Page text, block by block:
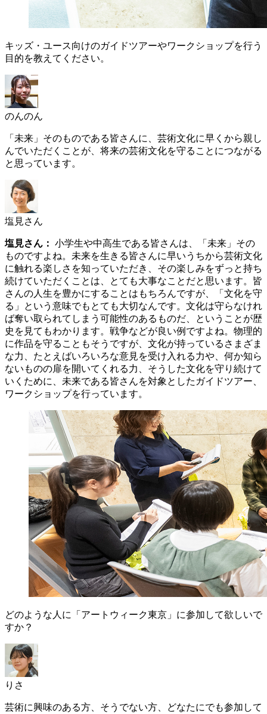
キッズ・ユース向けのガイドツアーやワークショップを行う
目的を教えてください。
のんのん
「未来」そのものである皆さんに、芸術文化に早くから親し
んでいただくことが、将来の芸術文化を守ることにつながる
と思っています。
塩見さん
塩見さん： 小学生や中高生である皆さんは、「未来」その
ものですよね。未来を生きる皆さんに早いうちから芸術文化
に触れる楽しさを知っていただき、その楽しみをずっと持ち
続けていただくことは、とても大事なことだと思います。皆
さんの人生を豊かにすることはもちろんですが、「文化を守
る」という意味でもとても大切なんです。文化は守らなけれ
ば奪い取られてしまう可能性のあるものだ、ということが歴
史を見てもわかります。戦争などが良い例ですよね。物理的
に作品を守ることもそうですが、文化が持っているさまざま
な力、たとえばいろいろな意見を受け入れる力や、何か知ら
ないものの扉を開いてくれる力、そうした文化を守り続けて
いくために、未来である皆さんを対象としたガイドツアー、
ワークショップを行っています。
どのような人に「アートウィーク東京」に参加して欲しいで
すか？
りさ
芸術に興味のある方、そうでない方、どなたにでも参加して